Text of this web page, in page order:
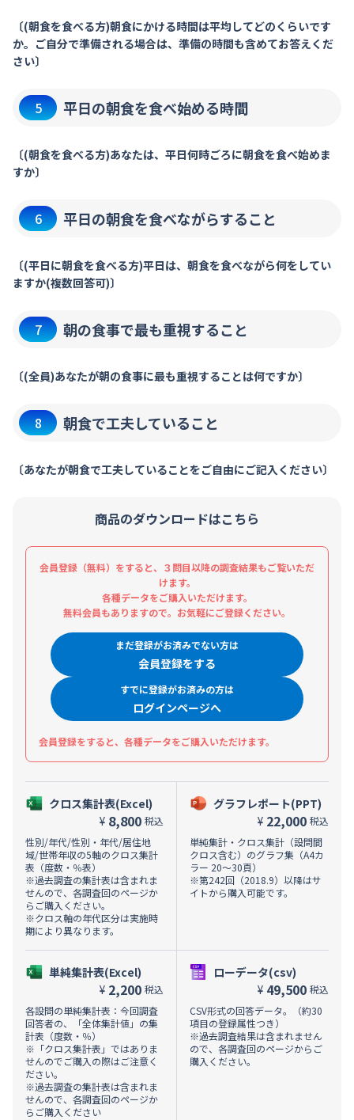
〔(朝食を食べる方)朝食にかける時間は平均してどのくらいです
か。ご自分で準備される場合は、準備の時間も含めてお答えくだ
さい〕
5 平日の朝食を食べ始める時間
〔(朝食を食べる方)あなたは、平日何時ごろに朝食を食べ始めま
すか〕
6 平日の朝食を食べながらすること
〔(平日に朝食を食べる方)平日は、朝食を食べながら何をしてい
ますか(複数回答可)〕
7 朝の食事で最も重視すること
〔(全員)あなたが朝の食事に最も重視することは何ですか〕
8 朝食で工夫していること
〔あなたが朝食で工夫していることをご自由にご記入ください〕
商品のダウンロードはこちら
会員登録（無料）をすると、３問目以降の調査結果もご覧いただ
けます。
各種データをご購入いただけます。
無料会員もありますので。お気軽にご登録ください。
まだ登録がお済みでない方は
会員登録をする
すでに登録がお済みの方は
ログインページへ
会員登録をすると、各種データをご購入いただけます。
クロス集計表(Excel)
¥ 8,800 税込
性別/年代/性別・年代/居住地
域/世帯年収の5軸のクロス集計
表（度数・％表）
※過去調査の集計表は含まれま
せんので、各調査回のページか
らご購入ください。
※クロス軸の年代区分は実施時
期により異なります。
単純集計表(Excel)
¥ 2,200 税込
各設問の単純集計表：今回調査
回答者の、「全体集計値」の集
計表（度数・％）
※「クロス集計表」ではありま
せんのでご購入の際はご注意く
ださい。
※過去調査の集計表は含まれま
せんので、各調査回のページか
らご購入ください
グラフレポート(PPT)
¥ 22,000 税込
単純集計・クロス集計（設問間
クロス含む）のグラフ集（A4カ
ラー 20～30頁）
※第242回（2018.9）以降はサ
イトから購入可能です。
ローデータ(csv)
¥ 49,500 税込
CSV形式の回答データ。（約30
項目の登録属性つき）
※過去調査結果は含まれません
ので、各調査回のページからご
購入ください。